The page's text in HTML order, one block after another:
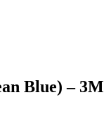
Blue) –